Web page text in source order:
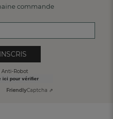
commande
Robot
ici pour vérifier
FriendlyCaptcha ⇗